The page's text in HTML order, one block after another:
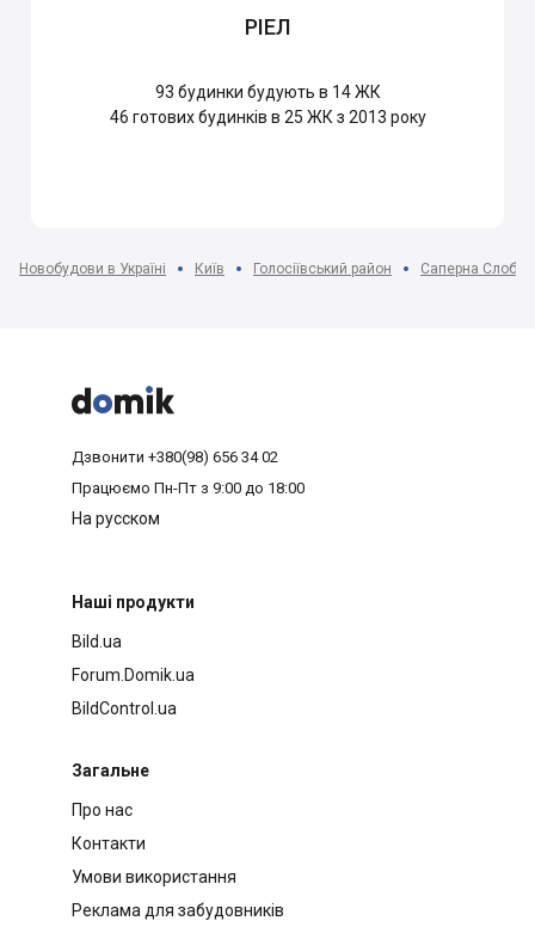
РІЕЛ
93 будинки будують в 14 ЖК
46 готових будинків в 25 ЖК з 2013 року
Новобудови в Україні Київ Голосіївський район Саперна



Дзвонити +380(98) 656 34 02
Працюємо Пн-Пт з 9:00 до 18:00
На русском
Наші продукти
Bild.ua
Forum.Domik.ua
BildControl.ua
Загальне
Про нас
Контакти
Умови використання
Реклама для забудовників